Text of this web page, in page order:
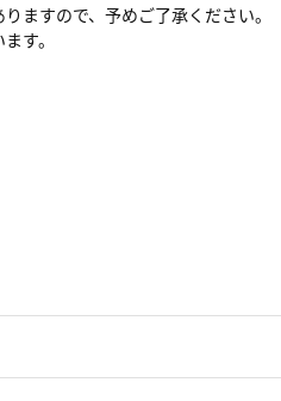
ますので、予めご了承ください。
す。